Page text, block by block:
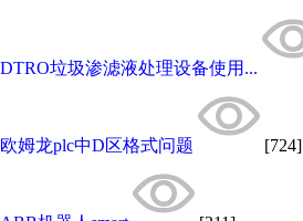
DTRO垃圾渗滤液处理设备使用...
欧姆龙plc中D区格式问题 [724]